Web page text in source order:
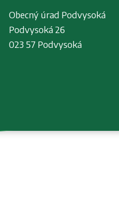
Obecný úrad Podvysoká
Podvysoká 26
023 57 Podvysoká